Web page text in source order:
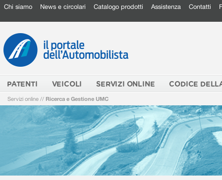
Chi siamo News e circolari Catalogo prodotti Assistenza Contatti
PATENTI VEICOLI SERVIZI ONLINE CODICE
Servizi online // Ricerca e Gestione UMC